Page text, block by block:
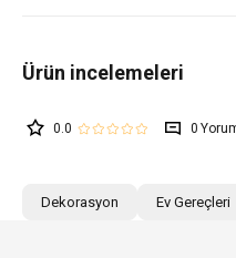
0.0 0
Dekorasyon Ev Gereçleri